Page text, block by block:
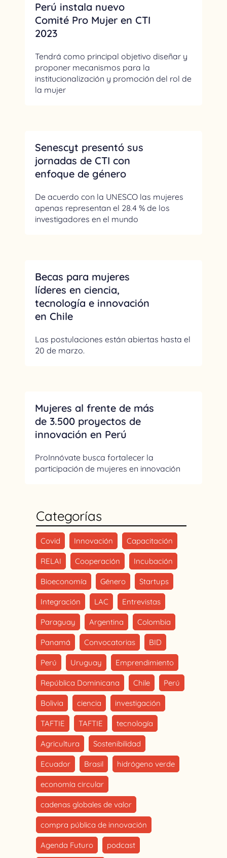
Perú instala nuevo
Comité Pro Mujer en CTI
2023
Tendrá como principal objetivo diseñar y
proponer mecanismos para la
institucionalización y promoción del rol de
la mujer
Senescyt presentó sus
jornadas de CTI con
enfoque de género
De acuerdo con la UNESCO las mujeres
apenas representan el 28.4 % de los
investigadores en el mundo
Becas para mujeres
líderes en ciencia,
tecnología e innovación
en Chile
Las postulaciones están abiertas hasta el
20 de marzo.
Mujeres al frente de más
de 3.500 proyectos de
innovación en Perú
ProInnóvate busca fortalecer la
participación de mujeres en innovación
Categorías
Covid Innovación Capacitación
RELAI Cooperación Incubación
Bioeconomía Género Startups
Integración LAC Entrevistas
Paraguay Argentina Colombia
Panamá Convocatorias BID
Perú Uruguay Emprendimiento
República Dominicana Chile Perú
Bolivia ciencia investigación
TAFTIE TAFTIE tecnología
Agricultura Sostenibilidad
Ecuador Brasil hidrógeno verde
economía circular
cadenas globales de valor
compra pública de innovación
Agenda Futuro podcast